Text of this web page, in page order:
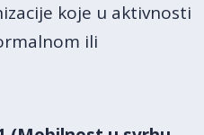
koje u aktivnosti
ili